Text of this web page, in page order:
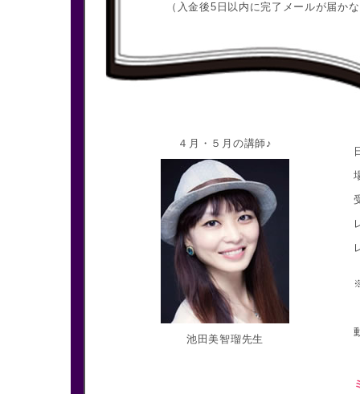
（入金後5日以内に完了メールが届か
４月・５月の講師♪
池田美智瑠先生